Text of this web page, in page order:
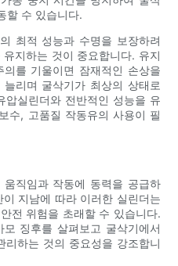
할 수 있습니다.
최적 성능과 수명을 보장하려
지하는 것이 중요합니다. 유지
를 기울이면 잠재적인 손상을
리며 굴삭기가 최상의 상태로
실린더와 전반적인 성능을 유
수, 고품질 작동유의 사용이 필
직임과 작동에 동력을 공급하
지남에 따라 이러한 실린더는
전 위험을 초래할 수 있습니다.
징후를 살펴보고 굴삭기에서
하는 것의 중요성을 강조합니